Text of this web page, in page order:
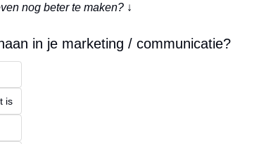
nog beter te maken? ↓
in je marketing / communicatie?
is